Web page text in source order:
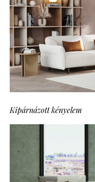
Kipárnázott kényelem